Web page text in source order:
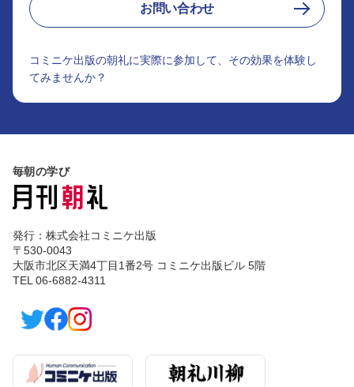
お問い合わせ
コミニケ出版の朝礼に実際に参加して、その効果を体験し
てみませんか？
毎朝の学び
発行：株式会社コミニケ出版
〒530-0043
大阪市北区天満4丁目1番2号 コミニケ出版ビル 5階
TEL 06-6882-4311